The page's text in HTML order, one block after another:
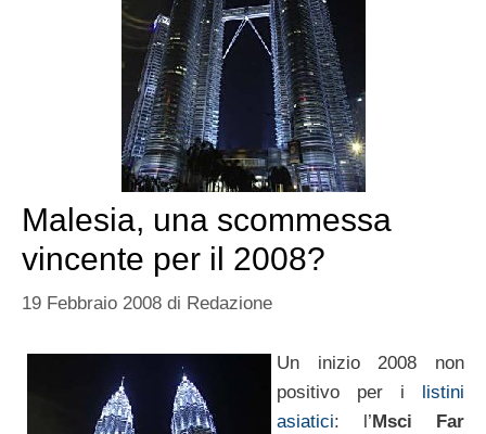
Malesia, una scommessa
vincente per il 2008?
19 Febbraio 2008 di Redazione
Un inizio 2008 non
positivo per i listini
asiatici: l’Msci Far